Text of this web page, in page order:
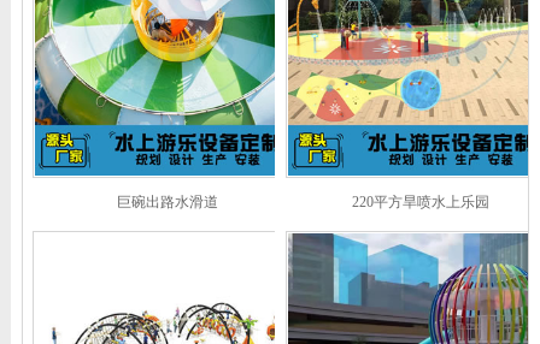
巨碗出路水滑道 220平方旱喷水上乐园